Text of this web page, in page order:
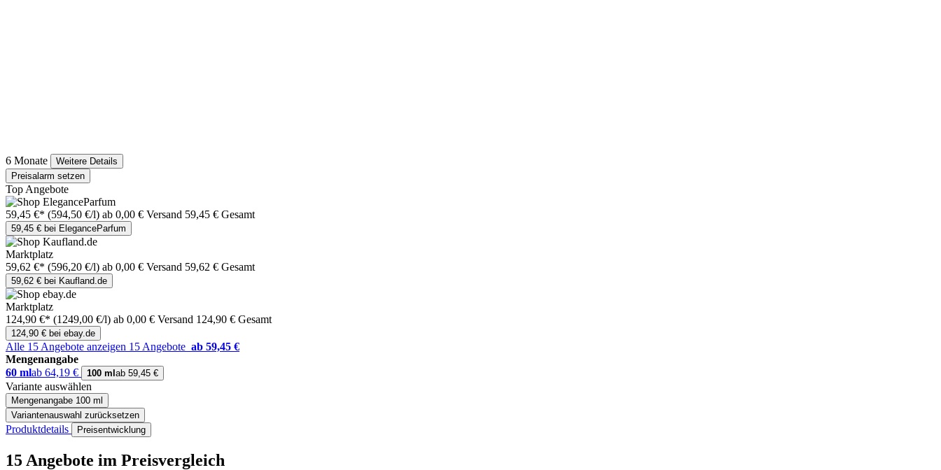
6 Monate
Weitere Details
Preisalarm setzen
Top Angebote
59,45 €* (594,50 €/l) ab 0,00 € Versand 59,45 € Gesamt
59,45 € bei EleganceParfum
Marktplatz
59,62 €* (596,20 €/l) ab 0,00 € Versand 59,62 € Gesamt
59,62 € bei Kaufland.de
Marktplatz
124,90 €* (1249,00 €/l) ab 0,00 € Versand 124,90 € Gesamt
124,90 € bei ebay.de
Alle 15 Angebote anzeigen 15 Angebote ab 59,45 €
Mengenangabe
60 mlab 64,19 € 100 ml ab 59,45 €
Variante auswählen
Mengenangabe 100 ml
Variantenauswahl zurücksetzen
Produktdetails Preisentwicklung
15 Angebote im Preisvergleich